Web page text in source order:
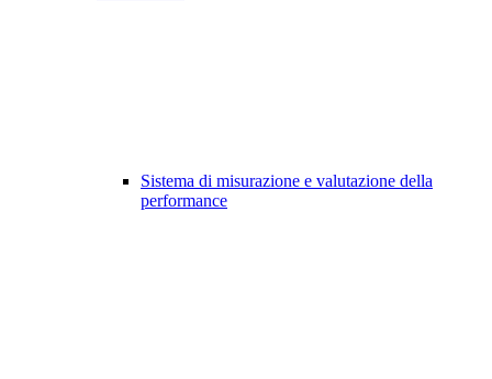
Sistema di misurazione e valutazione della
performance